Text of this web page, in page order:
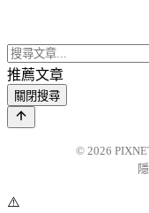
推薦文章
關閉搜尋
© 2026
⚠️